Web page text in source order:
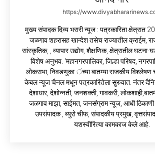
https://
मुख्य संपादक दिव्य भरारी न्यूज : पत्रकारिता क्षेत्रात 20
जळगाव शहरासह खान्देश तसेच राज्यातील क्राईम,
सांस्कृतिक, , व्यापार उद्योग, शैक्षणिक, क्षेत्रातील घटना-
विशेष अनुभव. ‘महानगरपालिका, जिल्हा परिषद,
लोकसभा, निवडणुका ंच्या बातम्या राजकीय विश्लेषण
केबल न्यूज चैनल मधून पत्रकारितेला सुरुवात. नंतर
देशाधार, देशोन्नती, जनशक्ती, गावकरी,
जळगाव माझा, साईमत, जनसंग्राम न्यूज, आधी ठिकाणी
उपसंपादक , ब्युरो चीफ, संपादकीय प्रमुख,
यशस्वीरित्या कामकाज केले आहे.